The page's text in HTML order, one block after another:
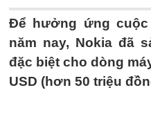
Để hưởng ứng
năm nay, Nokia đã
đặc biệt cho dòng
USD (hơn 50 triệu